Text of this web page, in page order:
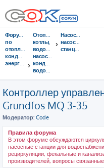
Форумы
по
отоплению,
кондиционированию,
энергосбережению
Отопительные
котлы,
водонагреватели,
насосы,
кондиционеры,
водоочистка...
Насосы,
насосные
станции
Контроллер
Grundfos MQ 3-35
Модератор: Code
Правила форума
В этом форуме обсуждаются
насосные станции для
рециркуляции, фекальные и
производителей, вопросы